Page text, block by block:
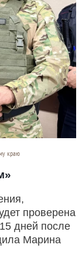
краю
проверена
дней после
Марина